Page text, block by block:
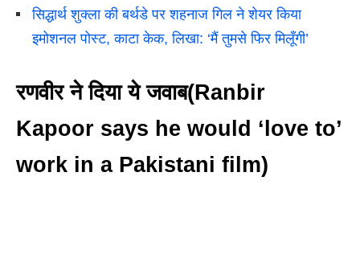
सिद्धार्थ शुक्ला की बर्थडे पर शहनाज गिल ने शेयर किया
इमोशनल पोस्ट, काटा केक, लिखा: ‘मैं तुमसे फिर मिलूँगी’
रणवीर ने दिया ये जवाब(Ranbir
Kapoor says he would ‘love to’
work in a Pakistani film)